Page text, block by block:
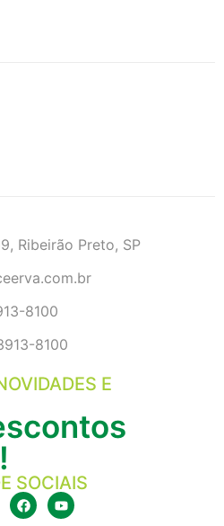
Ribeirão Preto, SP
8100
8100
E
SOCIAIS